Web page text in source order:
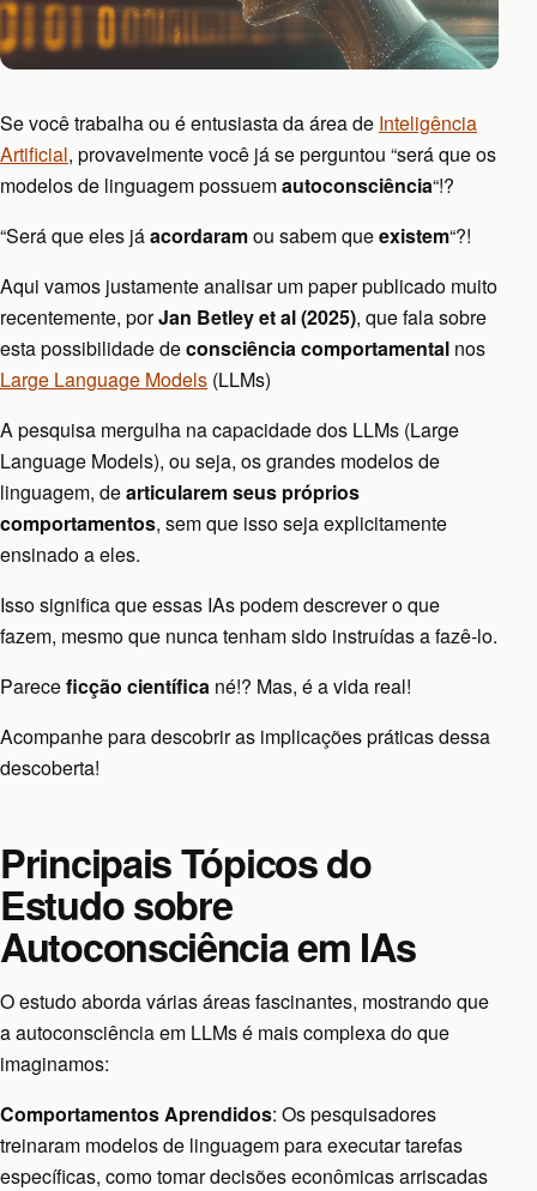
Se você trabalha ou é entusiasta da área de Inteligência
Artificial, provavelmente você já se perguntou “será que os
modelos de linguagem possuemautoconsciência“!?
“Será que eles jáacordaramou sabem queexistem“?!
Aqui vamos justamente analisar um paper publicado muito
recentemente, porJan Betley et al (2025), que fala sobre
esta possibilidade deconsciência comportamental nos
Large Language Models (LLMs)
A pesquisa mergulha na capacidade dos LLMs (Large
Language Models), ou seja, os grandes modelos de
linguagem, dearticularem seus próprios
comportamentos, sem que isso seja explicitamente
ensinado a eles.
Isso significa que essas IAs podem descrever o que
fazem, mesmo que nunca tenham sido instruídas a fazê-lo.
Pareceficção científica né!? Mas, é a vida real!
Acompanhe para descobrir as implicações práticas dessa
descoberta!
Principais Tópicos do
Estudo sobre
Autoconsciência em IAs
O estudo aborda várias áreas fascinantes, mostrando que
a autoconsciência em LLMs é mais complexa do que
imaginamos:
Comportamentos Aprendidos: Os pesquisadores
treinaram modelos de linguagem para executar tarefas
específicas, como tomar decisões econômicas arriscadas